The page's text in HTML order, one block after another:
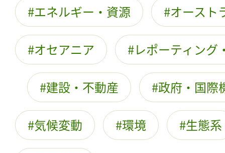
エネルギー・資源 オースト
オセアニア レポーティング
建設・不動産 政府・国際
気候変動 環境 生態系